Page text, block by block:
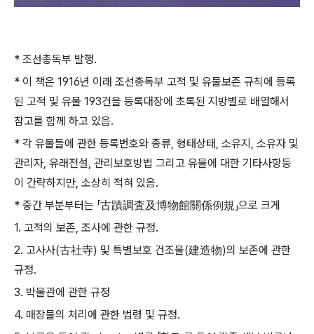
* 조선총독부 발행.
* 이 책은 1916년 이래 조선총독부 고적 및 유물보존 규칙에 등록
된 고적 및 유물 193건을 등록대장에 초록된 지방별로 배열해서
참고를 함께 하고 있음.
* 각 유물들에 관한 등록번호와 종류, 형태상태, 소유지 , 소유자 및
관리자, 유래전설, 관리보호방법 그리고 유물에 대한 기타사항등
이 간략하지만, 소상히 적혀 있음.
* 중간 부분부터는 「古蹟調査及博物館關係例規」으로 크게
1. 고적의 보존, 조사에 관한 규정.
2. 고사사(古社寺) 및 특별보호 건조물(建造物)의 보존에 관한
규정.
3. 박물관에 관한 규정
4. 매장물의 처리에 관한 법령 및 규정.